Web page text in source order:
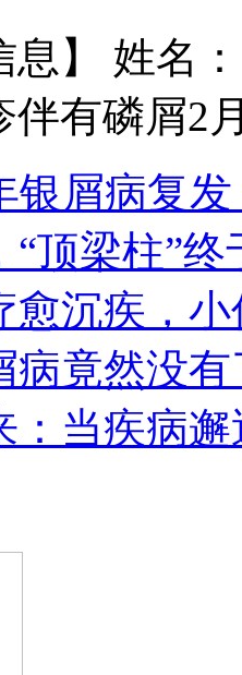
息】 姓名
伴有磷屑2
银屑病复
“顶梁柱”终
愈沉疾，小
病竟然没有
：当疾病邂